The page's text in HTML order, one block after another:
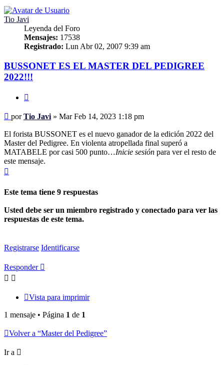
Tio Javi
Leyenda del Foro
Mensajes: 17538
Registrado: Lun Abr 02, 2007 9:39 am
BUSSONET ES EL MASTER DEL PEDIGREE
2022!!!
Mensaje
porTio Javi » Mar Feb 14, 2023 1:18 pm
El forista BUSSONET es el nuevo ganador de la edición 2022 del
Master del Pedigree. En violenta atropellada final superó a
MATABELE por casi 500 punto…Inicie sesión para ver el resto de
este mensaje.
Este tema tiene 9 respuestas
Usted debe ser un miembro registrado y conectado para ver las
respuestas de este tema.
Registrarse Identificarse
Responder
Vista para imprimir
1 mensaje • Página 1 de 1
Volver a “Master del Pedigree”
Ir a